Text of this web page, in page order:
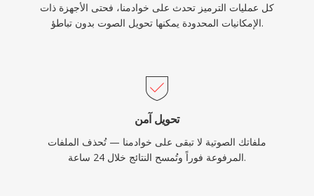
كل عمليات الترميز تحدث على خوادمنا، فحتى الأجهزة ذات
الإمكانيات المحدودة يمكنها تحويل الصوت بدون تباطؤ.
تحويل آمن
ملفاتك الصوتية لا تبقى على خوادمنا — تُحذف الملفات
المرفوعة فوراً وتُمسح النتائج خلال 24 ساعة.